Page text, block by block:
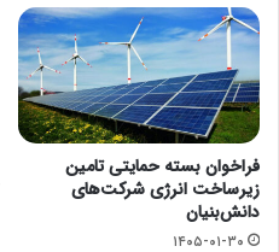
فراخوان بسته حمایتی تامین
زیرساخت انرژی شرکت‌های
دانش‌بنیان
۱۴۰۵-۰۱-۳۰